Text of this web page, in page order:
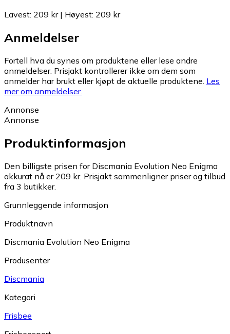
Lavest: 209 kr| Høyest: 209 kr
Anmeldelser
Fortell hva du synes om produktene eller lese andre
anmeldelser. Prisjakt kontrollerer ikke om dem som
anmelder har brukt eller kjøpt de aktuelle produktene. Les
mer om anmeldelser.
Annonse
Annonse
Produktinformasjon
Den billigste prisen for Discmania Evolution Neo Enigma
akkurat nå er 209 kr. Prisjakt sammenligner priser og tilbud
fra 3 butikker.
Grunnleggende informasjon
Produktnavn
Discmania Evolution Neo Enigma
Produsenter
Discmania
Kategori
Frisbee